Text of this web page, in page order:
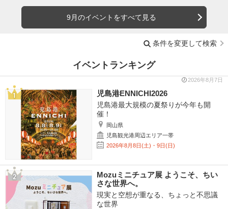
9月のイベントをすべて見る
条件を変更して検索
イベントランキング
2026年8月7日
児島港ENNICHI2026
児島港最大規模の夏祭りが今年も開
催！
岡山県
児島観光港周辺エリア一帯
2026年8月8日(土)・9日(日)
Mozuミニチュア展 ようこそ、ちい
さな世界へ。
現実と空想が重なる、ちょっと不思議
な世界